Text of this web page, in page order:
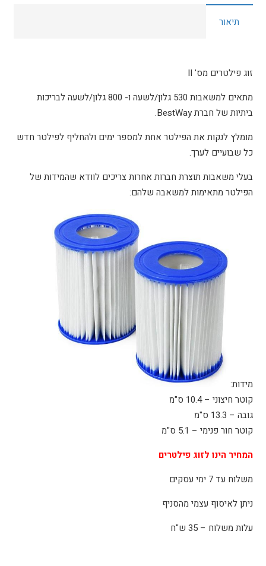
מספרII
למשאבות
Bestway
58094
תיאור
זוג פילטרים מס' II
מתאים למשאבות 530 גלון/לשעה ו- 800 גלון/לשעה לבריכות
ביתיות של חברת BestWay.
מומלץ לנקות את הפילטר אחת למספר ימים ולהחליף לפילטר חדש
כל שבועיים לערך.
בעלי משאבות תוצרת חברות אחרות צריכים לוודא שהמידות של
הפילטר מתאימות למשאבה שלהם:
מידות:
קוטר חיצוני – 10.4 ס"מ
גובה – 13.3 ס"מ
קוטר חור פנימי – 5.1 ס"מ
המחיר הינו לזוג פילטרים
משלוח עד 7 ימי עסקים
ניתן לאיסוף עצמי מהסניף
עלות משלוח – 35 ש"ח